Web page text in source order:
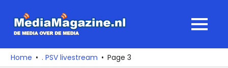
naar
media
over
MENU
Home . PSV livestream Page 3